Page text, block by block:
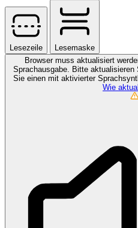
Lesezeile
Lesemaske
Browser muss aktualisiert
Sprachausgabe. Bitte aktualisieren
Sie einen mit aktivierter
Wie